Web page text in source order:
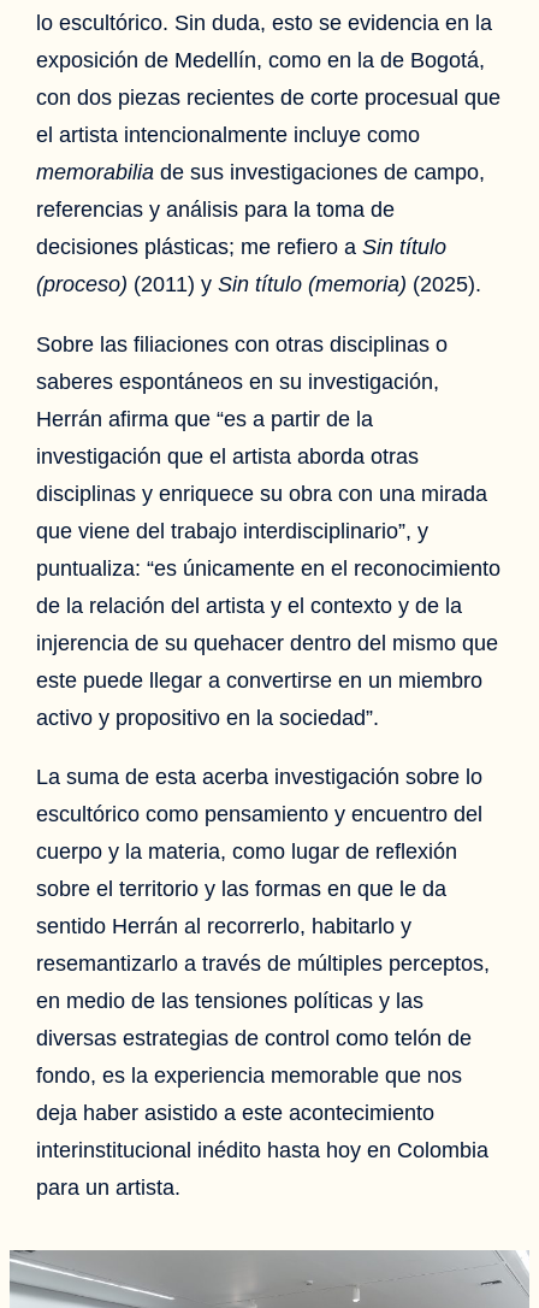
lo escultórico. Sin duda, esto se evidencia en la
exposición de Medellín, como en la de Bogotá,
con dos piezas recientes de corte procesual que
el artista intencionalmente incluye como
memorabilia de sus investigaciones de campo,
referencias y análisis para la toma de
decisiones plásticas; me refiero aSin título
(proceso) (2011) ySin título (memoria) (2025).
Sobre las filiaciones con otras disciplinas o
saberes espontáneos en su investigación,
Herrán afirma que “es a partir de la
investigación que el artista aborda otras
disciplinas y enriquece su obra con una mirada
que viene del trabajo interdisciplinario”, y
puntualiza: “es únicamente en el reconocimiento
de la relación del artista y el contexto y de la
injerencia de su quehacer dentro del mismo que
este puede llegar a convertirse en un miembro
activo y propositivo en la sociedad”.
La suma de esta acerba investigación sobre lo
escultórico como pensamiento y encuentro del
cuerpo y la materia, como lugar de reflexión
sobre el territorio y las formas en que le da
sentido Herrán al recorrerlo, habitarlo y
resemantizarlo a través de múltiples perceptos,
en medio de las tensiones políticas y las
diversas estrategias de control como telón de
fondo, es la experiencia memorable que nos
deja haber asistido a este acontecimiento
interinstitucional inédito hasta hoy en Colombia
para un artista.